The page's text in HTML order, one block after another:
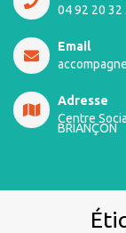
04 92 20 32
Email
Adresse
Centre
BRIANÇON